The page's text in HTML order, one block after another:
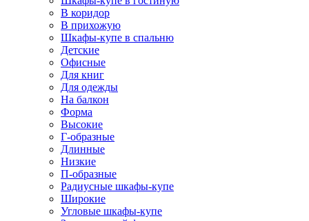
В коридор
В прихожую
Шкафы-купе в спальню
Детские
Офисные
Для книг
Для одежды
На балкон
Форма
Высокие
Г-образные
Длинные
Низкие
П-образные
Радиусные шкафы-купе
Широкие
Угловые шкафы-купе